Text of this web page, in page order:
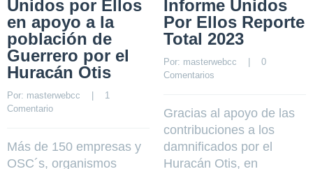
Unidos por Ellos
en apoyo a la
población de
Guerrero por el
Huracán Otis
Por: masterwebcc
1
Comentario
Más de 150 empresas y
OSC´s, organismos
Informe Unidos
Por Ellos Reporte
Total 2023
Por: masterwebcc
0
Comentarios
Gracias al apoyo de las
contribuciones a los
damnificados por el
Huracán Otis, en